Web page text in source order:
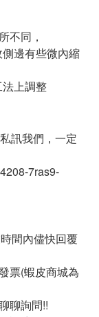
不同，
邊有些微內縮
上調整
訊我們，一定
7ras9-
間內儘快回覆
票(蝦皮商城為
聊詢問!!